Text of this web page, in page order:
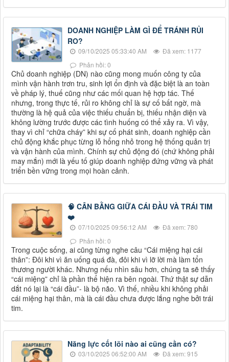
DOANH NGHIỆP LÀM GÌ ĐỂ TRÁNH RỦI
RO?
09/10/2025 05:33:40 AM
Đã xem: 1177
Phản hồi: 0
Chủ doanh nghiệp (DN) nào cũng mong muốn công ty của
mình vận hành trơn tru, sinh lợi ổn định và đặc biệt là an toàn
về pháp lý, thuế cũng như các mối quan hệ hợp tác. Thế
nhưng, trong thực tế, rủi ro không chỉ là sự cố bất ngờ, mà
thường là hệ quả của việc thiếu chuẩn bị, thiếu nhận diện và
không lường trước được các tình huống có thể xảy ra. Vì vậy,
thay vì chỉ “chữa cháy” khi sự cố phát sinh, doanh nghiệp cần
chủ động khắc phục từng lỗ hổng nhỏ trong hệ thống quản trị
và vận hành của mình. Chính sự chủ động đó (chứ không phải
may mắn) mới là yếu tố giúp doanh nghiệp đứng vững và phát
triển bền vững trong mọi hoàn cảnh.
🧠 CÂN BẰNG GIỮA CÁI ĐẦU VÀ TRÁI TIM
❤️
07/10/2025 09:56:12 AM
Đã xem: 780
Phản hồi: 0
Trong cuộc sống, ai cũng từng nghe câu “Cái miệng hại cái
thân”: Đôi khi vì ăn uống quá đà, đôi khi vì lỡ lời mà làm tổn
thương người khác. Nhưng nếu nhìn sâu hơn, chúng ta sẽ thấy
“cái miệng” chỉ là phần thể hiện ra bên ngoài. Thứ thật sự dẫn
dắt nó lại là “cái đầu”- là bộ não. Vì thế, nhiều khi không phải
cái miệng hại thân, mà là cái đầu chưa được lắng nghe bởi trái
tim.
Năng lực cốt lõi nào ai cũng cần có?
03/10/2025 06:52:00 AM
Đã xem: 915